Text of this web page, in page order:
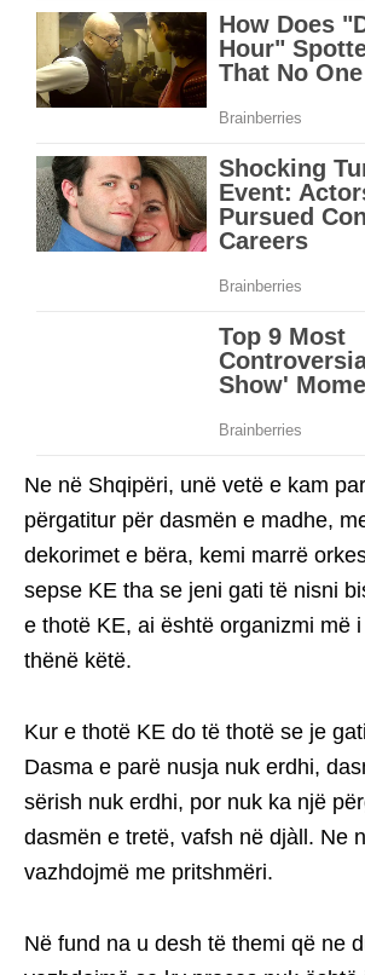
Ne në Shqipëri, unë vetë e kam
përgatitur për dasmën e madhe,
dekorimet e bëra, kemi marrë
sepse KE tha se jeni gati të nisni
e thotë KE, ai është organizmi më
thënë këtë.
Kur e thotë KE do të thotë se je
Dasma e parë nusja nuk erdhi,
sërish nuk erdhi, por nuk ka një
dasmën e tretë, vafsh në djàll. Ne
vazhdojmë me pritshmëri.
Në fund na u desh të themi që ne